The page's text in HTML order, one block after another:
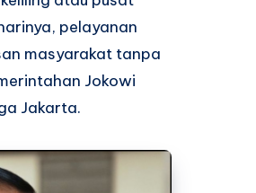
pelayanan
masyarakat tanpa
Jokowi
Jakarta.